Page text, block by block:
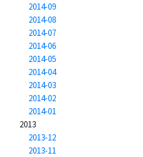
2014-09
2014-08
2014-07
2014-06
2014-05
2014-04
2014-03
2014-02
2014-01
2013
2013-12
2013-11